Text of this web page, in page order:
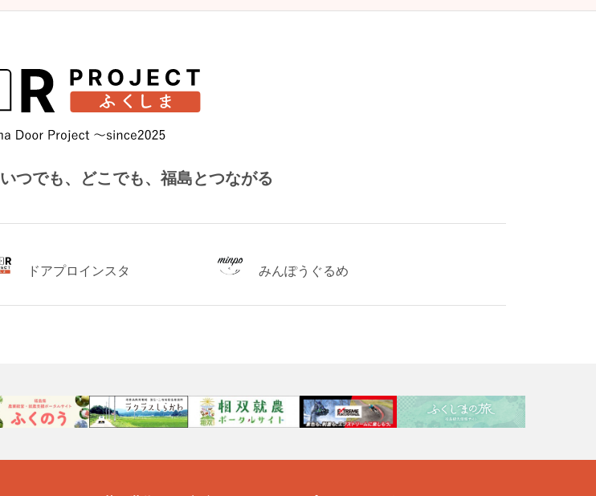
いつでも、どこでも、福島とつながる
ドアプロインスタ みんぽうぐるめ